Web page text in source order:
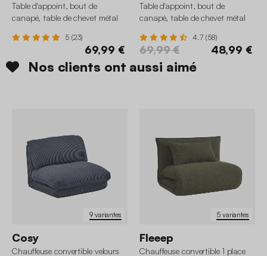
Table d'appoint, bout de
canapé, table de chevet métal
5 (23)
69,99 €
Table d'appoint, bout de
canapé, table de chevet métal
4.7 (58)
69,99 € 48,99 €
Nos clients ont aussi aimé
9 variantes
Cosy
Chauffeuse convertible velours
5 variantes
Fleeep
Chauffeuse convertible 1 place